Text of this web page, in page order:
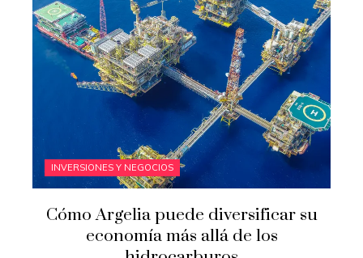
INVERSIONES Y NEGOCIOS
Cómo Argelia puede diversificar su
economía más allá de los